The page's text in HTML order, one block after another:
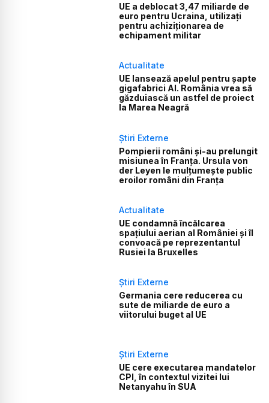
UE a deblocat 3,47 miliarde de
euro pentru Ucraina, utilizați
pentru achiziționarea de
echipament militar
Actualitate
UE lansează apelul pentru șapte
gigafabrici AI. România vrea să
găzduiască un astfel de proiect
la Marea Neagră
Știri Externe
Pompierii români și-au prelungit
misiunea în Franța. Ursula von
der Leyen le mulțumește public
eroilor români din Franța
Actualitate
UE condamnă încălcarea
spațiului aerian al României și îl
convoacă pe reprezentantul
Rusiei la Bruxelles
Știri Externe
Germania cere reducerea cu
sute de miliarde de euro a
viitorului buget al UE
Știri Externe
UE cere executarea mandatelor
CPI, în contextul vizitei lui
Netanyahu în SUA